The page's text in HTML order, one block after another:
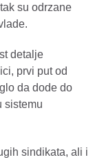
su odrzane
detalje
prvi put od
da dode do
sistemu
sindikata, ali i